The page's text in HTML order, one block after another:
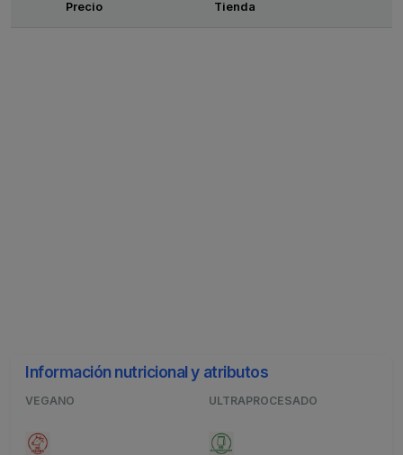
Precio Tienda
Información nutricional y atributos
VEGANO ULTRAPROCESADO